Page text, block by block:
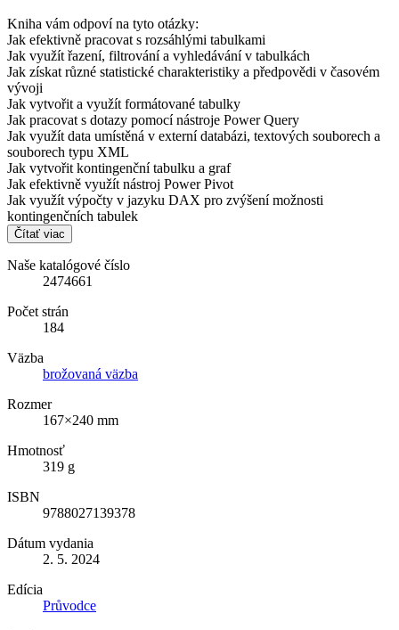
Kniha vám odpoví na tyto otázky:
Jak efektivně pracovat s rozsáhlými tabulkami
Jak využít řazení, filtrování a vyhledávání v tabulkách
Jak získat různé statistické charakteristiky a předpovědi v časovém
vývoji
Jak vytvořit a využít formátované tabulky
Jak pracovat s dotazy pomocí nástroje Power Query
Jak využít data umístěná v externí databázi, textových souborech a
souborech typu XML
Jak vytvořit kontingenční tabulku a graf
Jak efektivně využít nástroj Power Pivot
Jak využít výpočty v jazyku DAX pro zvýšení možnosti
kontingenčních tabulek
Čítať viac
Naše katalógové číslo
2474661
Počet strán
184
Väzba
brožovaná väzba
Rozmer
167×240 mm
Hmotnosť
319 g
ISBN
9788027139378
Dátum vydania
2. 5. 2024
Edícia
Průvodce